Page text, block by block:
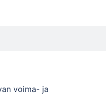
voima- ja